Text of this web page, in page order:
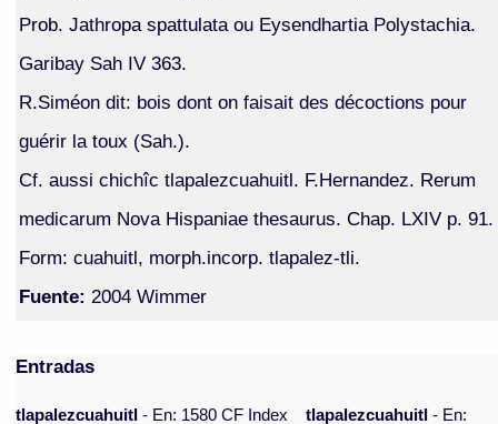
Prob. Jathropa spattulata ou Eysendhartia Polystachia.
Garibay Sah IV 363.
R.Siméon dit: bois dont on faisait des décoctions pour
guérir la toux (Sah.).
Cf. aussi chichîc tlapalezcuahuitl. F.Hernandez. Rerum
medicarum Nova Hispaniae thesaurus. Chap. LXIV p. 91.
Form: cuahuitl, morph.incorp. tlapalez-tli.
Fuente: 2004 Wimmer
Entradas
tlapalezcuahuitl- En: 1580 CF Index tlapalezcuahuitl- En: